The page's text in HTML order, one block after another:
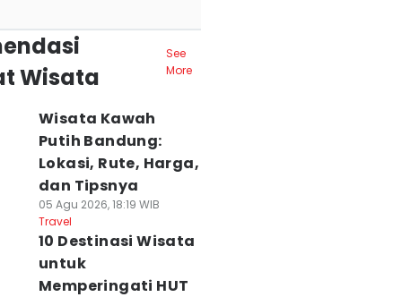
Wisata
See
More
Wisata Kawah
Putih Bandung:
Lokasi, Rute, Harga,
dan Tipsnya
05 Agu 2026, 18:19 WIB
Travel
10 Destinasi Wisata
untuk
Memperingati HUT